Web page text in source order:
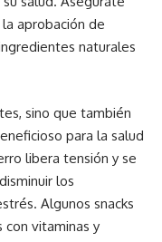
aprobación de
naturales
sino que también
para la salud
libera tensión y se
los
Algunos snacks
vitaminas y